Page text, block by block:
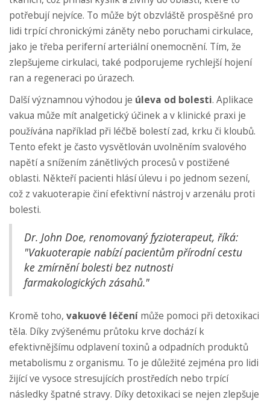
potřebují nejvíce. To může být obzvláště prospěšné pro
lidi trpící chronickými záněty nebo poruchami cirkulace,
jako je třeba periferní arteriální onemocnění. Tím, že
zlepšujeme cirkulaci, také podporujeme rychlejší hojení
ran a regeneraci po úrazech.
Další významnou výhodou je úleva od bolesti. Aplikace
vakua může mít analgetický účinek a v klinické praxi je
používána například při léčbě bolestí zad, krku či kloubů.
Tento efekt je často vysvětlován uvolněním svalového
napětí a snížením zánětlivých procesů v postižené
oblasti. Někteří pacienti hlásí úlevu i po jednom sezení,
což z vakuoterapie činí efektivní nástroj v arzenálu proti
bolesti.
Dr. John Doe, renomovaný fyzioterapeut, říká:
"Vakuoterapie nabízí pacientům přírodní cestu
ke zmírnění bolesti bez nutnosti
farmakologických zásahů."
Kromě toho, vakuové léčení může pomoci při detoxikaci
těla. Díky zvýšenému průtoku krve dochází k
efektivnějšímu odplavení toxinů a odpadních produktů
metabolismu z organismu. To je důležité zejména pro lidi
žijící ve vysoce stresujících prostředích nebo trpící
následky špatné stravy. Díky detoxikaci se nejen zlepšuje